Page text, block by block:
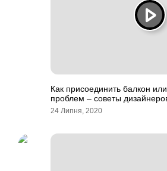
Как присоединить балкон
проблем – советы
24 Липня, 2020